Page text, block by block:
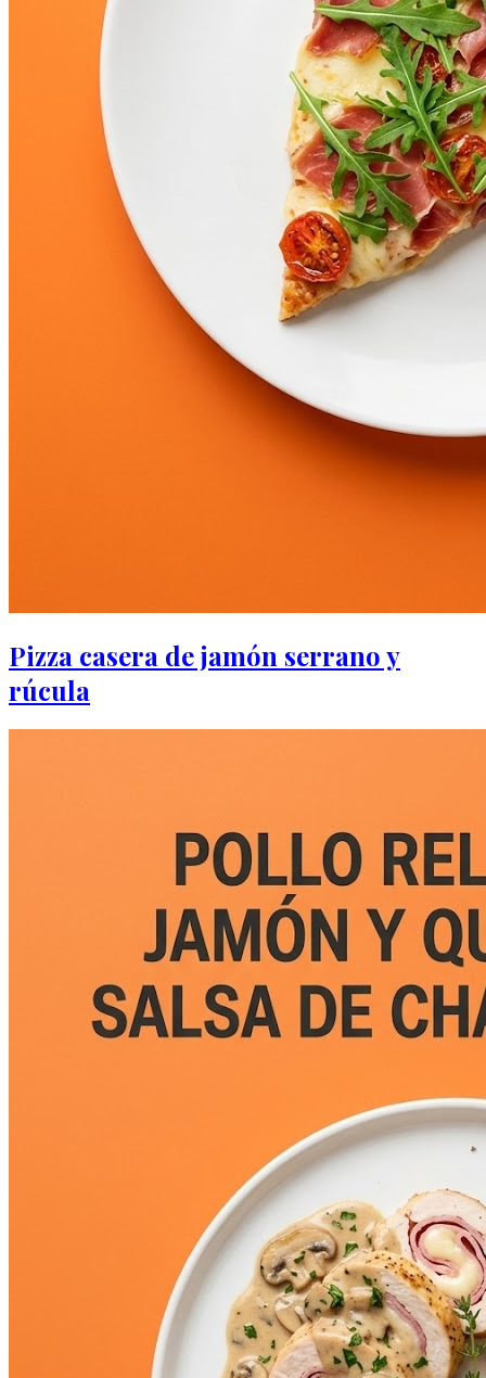
Pizza casera de jamón serrano y
rúcula